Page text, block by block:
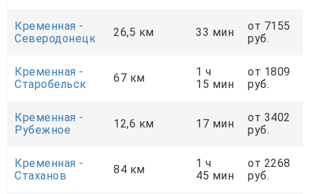
Кременная -
Северодонецк
26,5 км 33 мин
от 7155
руб.
Кременная -
Старобельск
67 км
1 ч
15 мин
от 1809
руб.
Кременная -
Рубежное
12,6 км 17 мин
от 3402
руб.
Кременная -
Стаханов
84 км
1 ч
45 мин
от 2268
руб.